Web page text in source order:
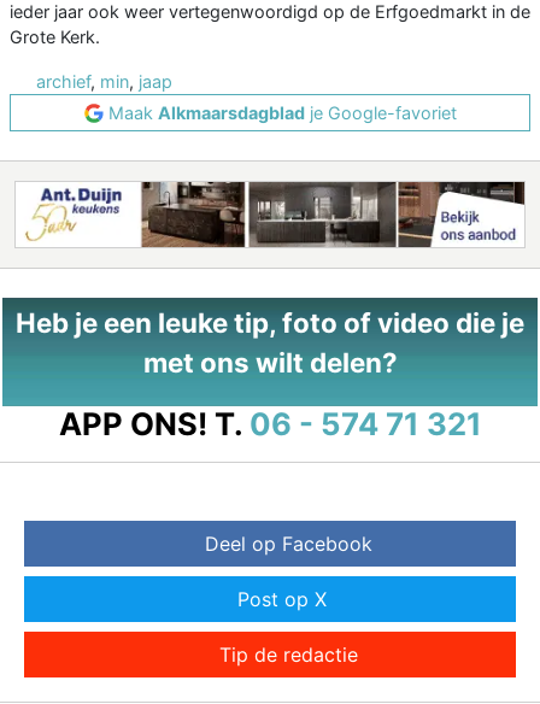
ieder jaar ook weer vertegenwoordigd op de Erfgoedmarkt in de
Grote Kerk.
archief, min, jaap
Maak Alkmaarsdagbladje Google-favoriet
Heb je een leuke tip, foto of video die je
met ons wilt delen?
APP ONS! T. 06 - 574 71 321
Deel op Facebook
Post op X
Tip de redactie